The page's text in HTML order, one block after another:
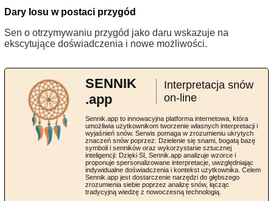
Dary losu w postaci przygód
Sen o otrzymywaniu przygód jako daru wskazuje na
ekscytujące doświadczenia i nowe możliwości.
SENNIK
.app
Interpretacja snów
on-line
Sennik.app to innowacyjna platforma internetowa, która
umożliwia użytkownikom tworzenie własnych interpretacji i
wyjaśnień snów. Serwis pomaga w zrozumieniu ukrytych
znaczeń snów poprzez: Dzielenie się snami, bogatą bazę
symboli i senników oraz wykorzystanie sztucznej
inteligencji: Dzięki SI, Sennik.app analizuje wzorce i
proponuje spersonalizowane interpretacje, uwzględniając
indywidualne doświadczenia i kontekst użytkownika. Celem
Sennik.app jest dostarczenie narzędzi do głębszego
zrozumienia siebie poprzez analizę snów, łącząc
tradycyjną wiedzę z nowoczesną technologią.